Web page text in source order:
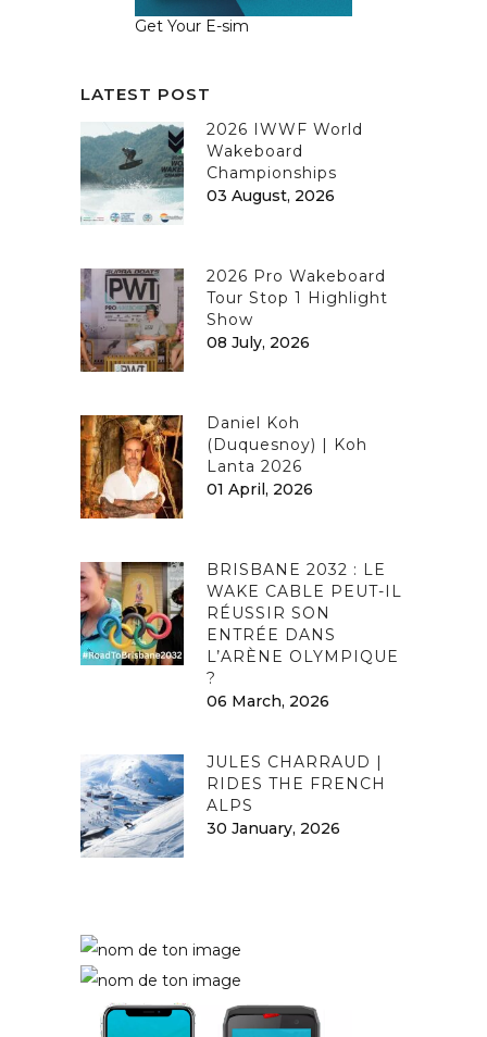
Get Your E-sim
LATEST POST
2026 IWWF World
Wakeboard
Championships
03 August, 2026
2026 Pro Wakeboard
Tour Stop 1 Highlight
Show
08 July, 2026
Daniel Koh
(Duquesnoy) | Koh
Lanta 2026
01 April, 2026
BRISBANE 2032 : LE
WAKE CABLE PEUT-IL
RÉUSSIR SON
ENTRÉE DANS
L’ARÈNE OLYMPIQUE
?
06 March, 2026
JULES CHARRAUD |
RIDES THE FRENCH
ALPS
30 January, 2026